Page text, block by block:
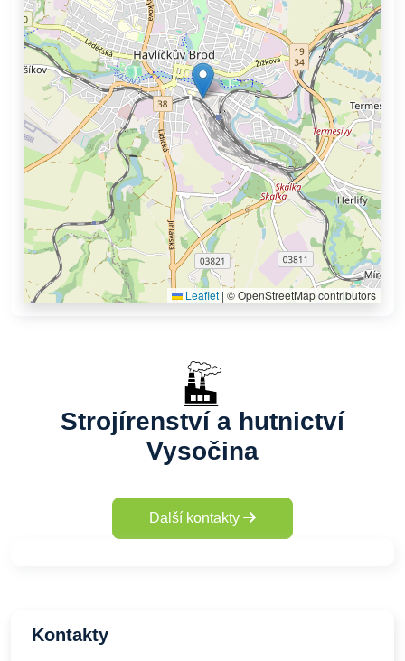
Leaflet | © OpenStreetMap contributors
Strojírenství a hutnictví
Vysočina
Další kontakty
Kontakty